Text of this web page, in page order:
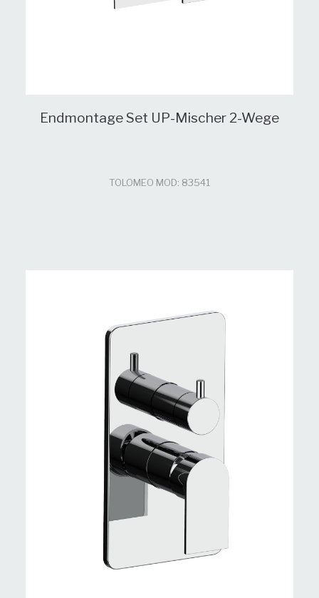
Endmontage Set UP-Mischer 2-Wege
TOLOMEO MOD: 83541